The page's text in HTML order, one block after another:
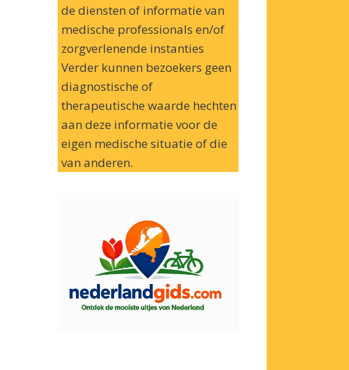
de diensten of informatie van
medische professionals en/of
zorgverlenende instanties
Verder kunnen bezoekers geen
diagnostische of
therapeutische waarde hechten
aan deze informatie voor de
eigen medische situatie of die
van anderen.